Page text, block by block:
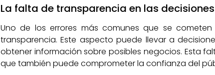
La falta de transparencia en las
Uno de los errores más comunes que se
transparencia. Este aspecto puede llevar a
obtener información sobre posibles negocios. Esta
que también puede comprometer la confianza del